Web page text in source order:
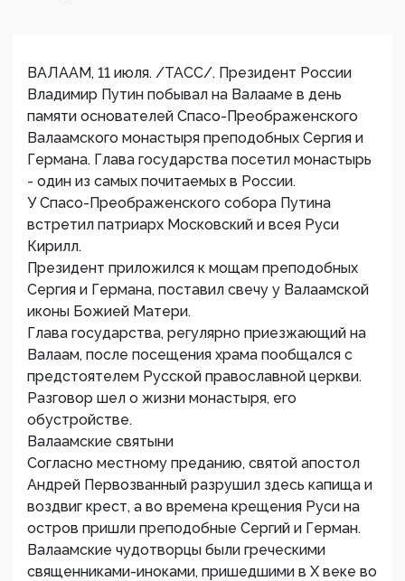
ВАЛААМ, 11 июля. /ТАСС/. Президент России
Владимир Путин побывал на Валааме в день
памяти основателей Спасо-Преображенского
Валаамского монастыря преподобных Сергия и
Германа. Глава государства посетил монастырь
- один из самых почитаемых в России.
У Спасо-Преображенского собора Путина
встретил патриарх Московский и всея Руси
Кирилл.
Президент приложился к мощам преподобных
Сергия и Германа, поставил свечу у Валаамской
иконы Божией Матери.
Глава государства, регулярно приезжающий на
Валаам, после посещения храма пообщался с
предстоятелем Русской православной церкви.
Разговор шел о жизни монастыря, его
обустройстве.
Валаамские святыни
Согласно местному преданию, святой апостол
Андрей Первозванный разрушил здесь капища и
воздвиг крест, а во времена крещения Руси на
остров пришли преподобные Сергий и Герман.
Валаамские чудотворцы были греческими
священниками-иноками, пришедшими в Х веке во